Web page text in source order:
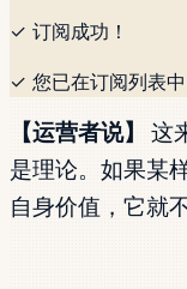
✓ 订阅成功！
✓ 您已在订阅列表中
【运营者说】
这
是理论。如果某
自身价值，它就